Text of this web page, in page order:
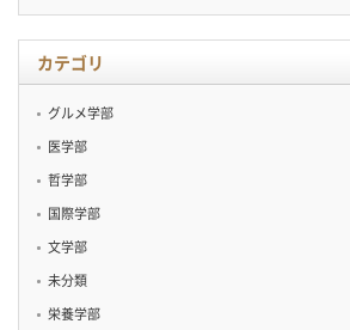
イ
カテゴリ
グルメ学部
医学部
哲学部
国際学部
文学部
未分類
栄養学部